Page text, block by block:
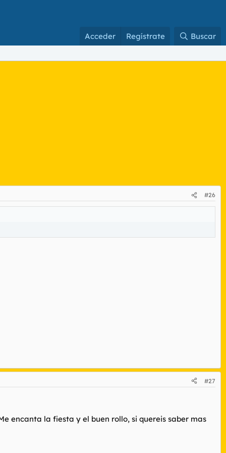
Acceder Regístrate Buscar
#26
#27
encanta la fiesta y el buen rollo, si quereis saber mas